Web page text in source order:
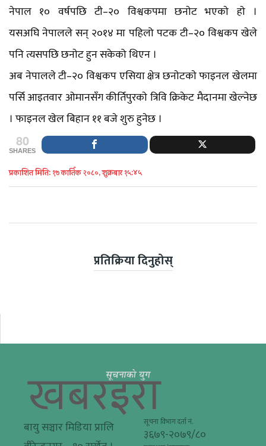
नेपाल १० वर्षपछि टी–२० विश्वकपमा छनाेट भएकाे हाे ।
यसअघि नेपालले सन् २०१४ मा पहिलो पटक टी–२० विश्वकप खेले
पनि त्यसपछि छनाेट हुन सकेको थिएन ।
अब नेपालले टी–२० विश्वकप एसिया क्षेत्र छनाेटकाे फाइनल खेलमा
पर्सि आइतवार ओमानसँग कीर्तिपुरकाे त्रिवि क्रिकेट मैदानमा खेल्नेछ
। फाइनल खेल बिहान ११ बजे शुरु हुनेछ ।
80
SHARES
प्रकाशित मिति: १७ कार्तिक २०८०, शुक्रबार १५:४५
प्रतिक्रिया दिनुहोस्
बायु सञ्चार मिडिया प्रालि
सूचना विभाग दर्ता नं.
३६७९-२०७९/८०